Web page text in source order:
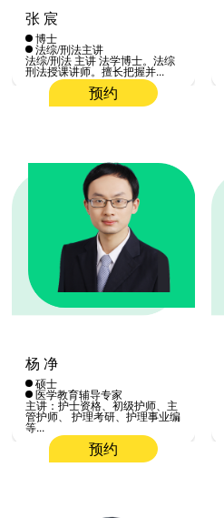
张 宸
博士
法综/刑法主讲
法综/刑法 主讲 法学博士。法综
刑法授课讲师。擅长把握并...
预约
杨 净
硕士
医学教育辅导专家
主讲：护士资格、初级护师、主
管护师、 护理考研、护理事业编
等...
预约